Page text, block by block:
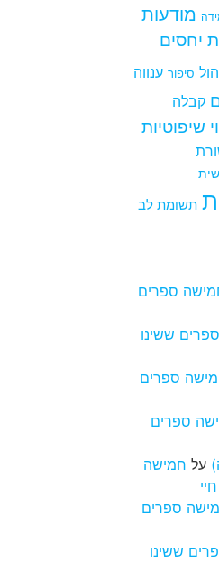
מודעות
יחסים
סיפור ענווה
קבלה
שיפוטיות
תשומת לב
ספרים
ששינו
ספרים
ספרים
על חמישה
ספרים
ששינו